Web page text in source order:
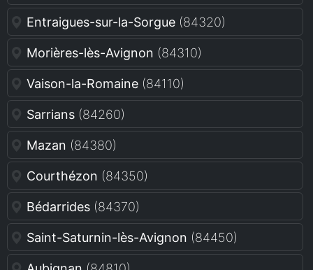
Entraigues-sur-la-Sorgue (84320)
Morières-lès-Avignon (84310)
Vaison-la-Romaine (84110)
Sarrians (84260)
Mazan (84380)
Courthézon (84350)
Bédarrides (84370)
Saint-Saturnin-lès-Avignon (84450)